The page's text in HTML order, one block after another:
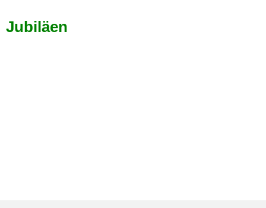
Jubiläen